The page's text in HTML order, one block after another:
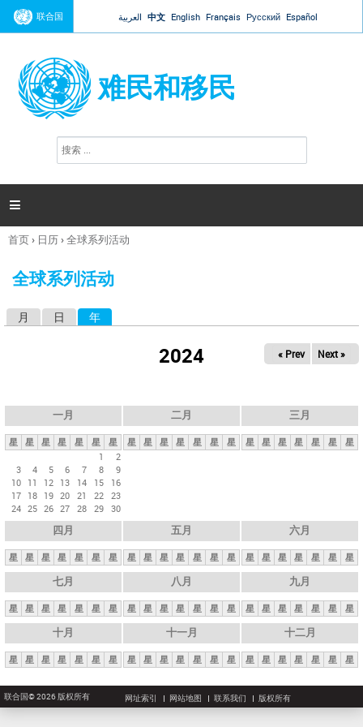
Jump to navigation
联合国 العربية 中文 English Français Русский Español
难民和移民
搜
索

你
这
首页› 日历›全球系列活动
全球系列活动
月 日 年
2024 « Prev Next »
一月
星 星 星 星 星 星
星
1
2
3
4 5 6 7 8
9
10 11 12 13 14 15
16
17 18 19 20 21 22 23
24 25 26 27 28 29 30
二月
星 星 星 星 星 星 星
三月
星 星 星 星 星 星 星
四月
星 星 星 星 星 星 星
五月
星 星 星 星 星 星 星
六月
星 星 星 星 星 星 星
七月
星 星 星 星 星 星 星
八月
星 星 星 星 星 星 星
九月
星 星 星 星 星 星 星
十月
星 星 星 星 星 星 星
十一月
星 星 星 星 星 星 星
十二月
星 星 星 星 星 星 星
联合国© 2026 版权所有 网址索引 网站地图 联系我们 版权所有